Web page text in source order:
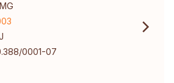
0001-07